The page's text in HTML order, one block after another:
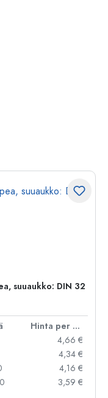
suuaukko: DIN 32
Hinta per kpl
4,66 €
4,34 €
4,16 €
3,59 €